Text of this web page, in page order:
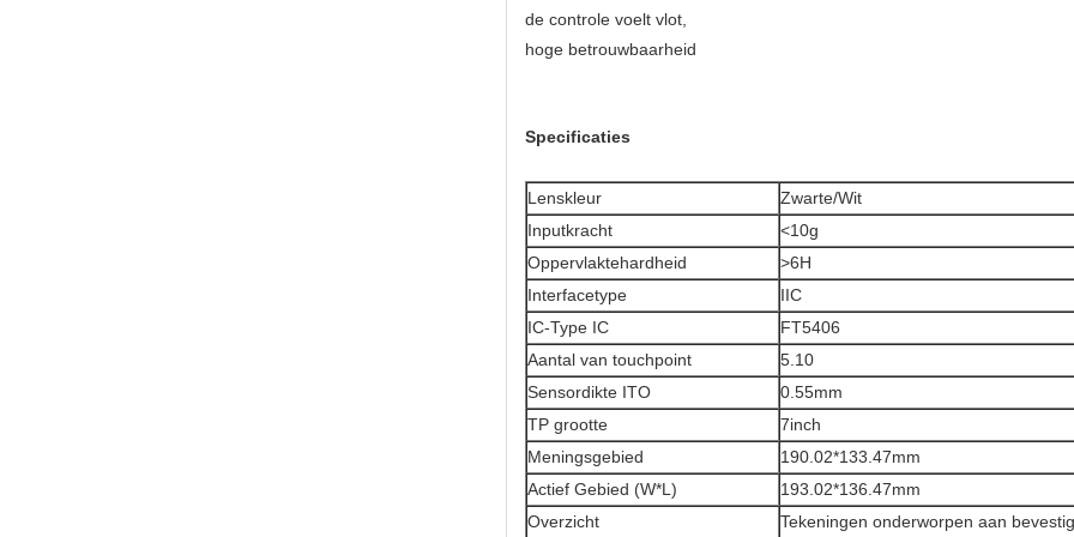
de controle voelt vlot,
hoge betrouwbaarheid
Specificaties
Lenskleur
Zwarte/Wit
Inputkracht
<10g
Oppervlaktehardheid
>6H
Interfacetype
IIC
IC-Type IC
FT5406
Aantal van touchpoint
5.10
Sensordikte ITO
0.55mm
TP grootte
7inch
Meningsgebied
190.02*133.47mm
Actief Gebied (W*L)
193.02*136.47mm
Overzicht
Tekeningen onderworpen aan